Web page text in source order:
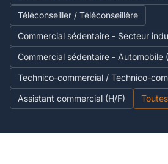
Téléconseiller / Téléconseillère
Commercial sédentaire - Secteur
Commercial sédentaire - Automobile
Technico-commercial / Technico-
Assistant commercial (H/F)